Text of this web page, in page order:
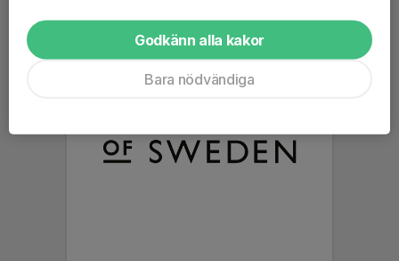
Godkänn alla kakor
Bara nödvändiga